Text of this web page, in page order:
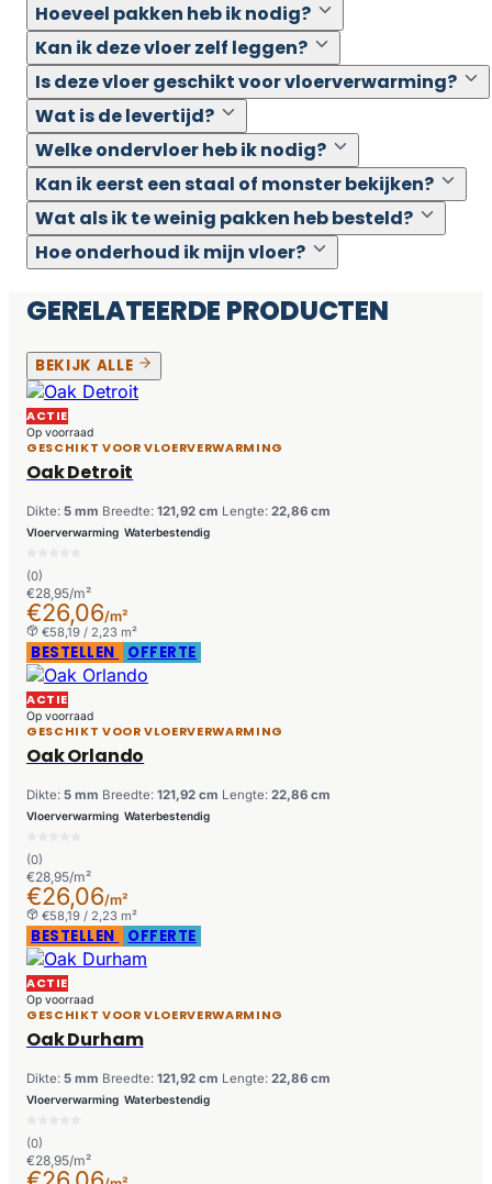
Hoeveel pakken heb ik nodig?
Kan ik deze vloer zelf leggen?
Is deze vloer geschikt voor vloerverwarming?
Wat is de levertijd?
Welke ondervloer heb ik nodig?
Kan ik eerst een staal of monster bekijken?
Wat als ik te weinig pakken heb besteld?
Hoe onderhoud ik mijn vloer?
GERELATEERDE PRODUCTEN
BEKIJK ALLE
ACTIE
Op voorraad
GESCHIKT VOOR VLOERVERWARMING
Oak Detroit
Dikte: 5 mm Breedte: 121,92 cm Lengte: 22,86 cm
Vloerverwarming Waterbestendig
(0)
€28,95/m²
€26,06/m²
€58,19 / 2,23 m²
BESTELLEN OFFERTE
ACTIE
Op voorraad
GESCHIKT VOOR VLOERVERWARMING
Oak Orlando
Dikte: 5 mm Breedte: 121,92 cm Lengte: 22,86 cm
Vloerverwarming Waterbestendig
(0)
€28,95/m²
€26,06/m²
€58,19 / 2,23 m²
BESTELLEN OFFERTE
ACTIE
Op voorraad
GESCHIKT VOOR VLOERVERWARMING
Oak Durham
Dikte: 5 mm Breedte: 121,92 cm Lengte: 22,86 cm
Vloerverwarming Waterbestendig
(0)
€28,95/m²